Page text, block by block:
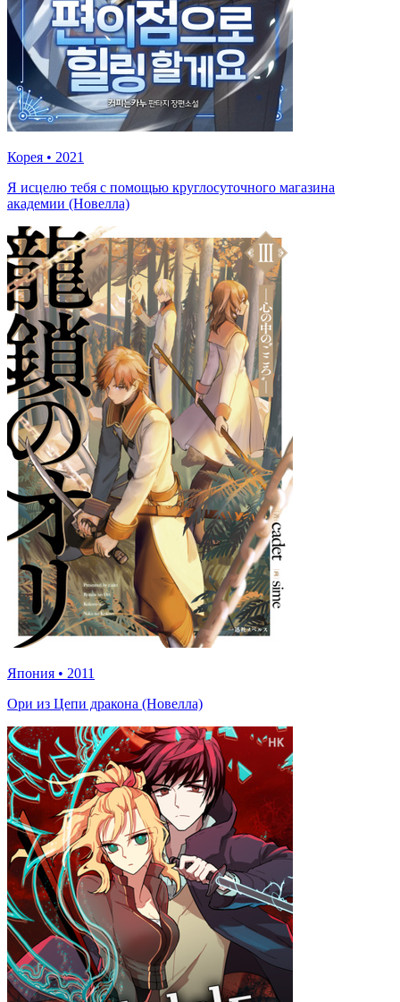
Корея • 2021
Я исцелю тебя с помощью круглосуточного магазина
академии (Новелла)
Япония • 2011
Ори из Цепи дракона (Новелла)